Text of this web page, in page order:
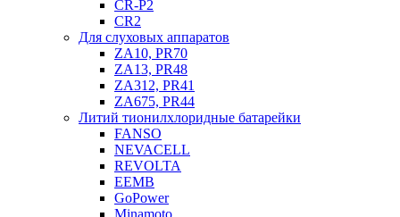
CR-P2
CR2
Для слуховых аппаратов
ZA10, PR70
ZA13, PR48
ZA312, PR41
ZA675, PR44
Литий тионилхлоридные батарейки
FANSO
NEVACELL
REVOLTA
EEMB
GoPower
Minamoto